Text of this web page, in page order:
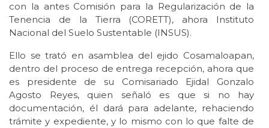
con la antes Comisión para la Regularización de la
Tenencia de la Tierra (CORETT), ahora Instituto
Nacional del Suelo Sustentable (INSUS).
Ello se trató en asamblea del ejido Cosamaloapan,
dentro del proceso de entrega recepción, ahora que
es presidente de su Comisariado Ejidal Gonzalo
Agosto Reyes, quien señaló es que si no hay
documentación, él dará para adelante, rehaciendo
trámite y expediente, y lo mismo con lo que falte de